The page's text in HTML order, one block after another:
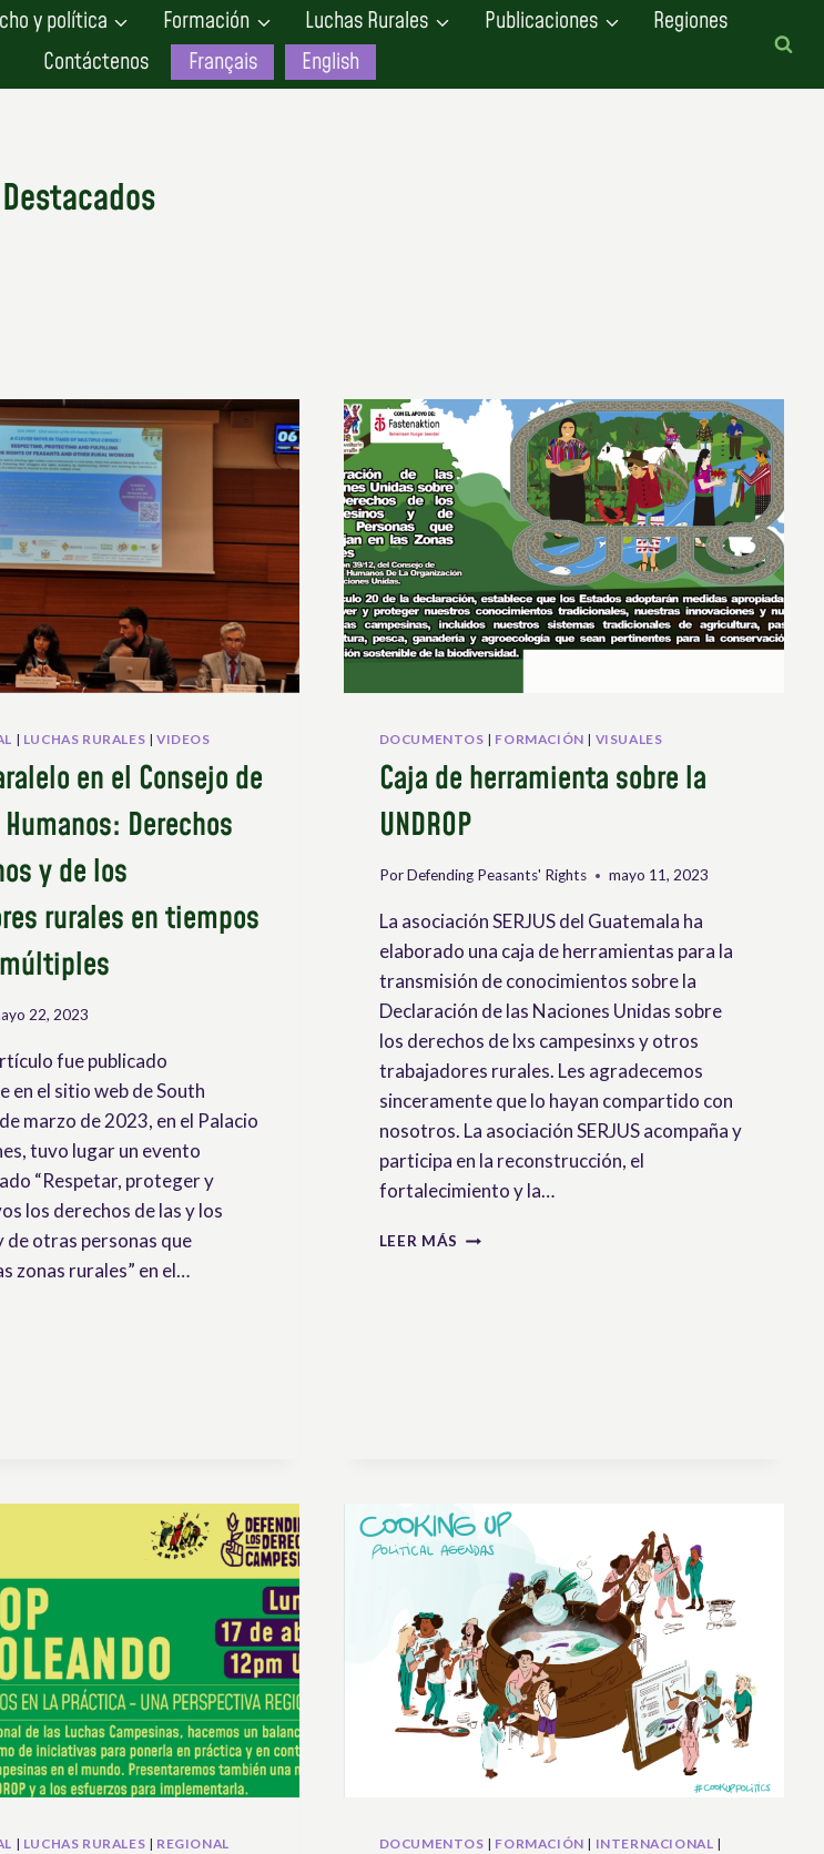
y política Formación Luchas Rurales Publicaciones
Regiones
Contáctenos
Français English
Destacados
| LUCHAS RURALES |VIDEOS
en el Consejo de
Derechos
y de los
rurales en tiempos
22, 2023
fue publicado
en el sitio web de South
marzo de 2023, en el Palacio
tuvo lugar un evento
“Respetar, proteger y
los derechos de las y los
de otras personas que
zonas rurales” en el…
DOCUMENTOS | FORMACIÓN | VISUALES
Caja de herramienta sobre la
UNDROP
Por Defending Peasants' Rights mayo 11, 2023
La asociación SERJUS del Guatemala ha
elaborado una caja de herramientas para la
transmisión de conocimientos sobre la
Declaración de las Naciones Unidas sobre
los derechos de lxs campesinxs y otros
trabajadores rurales. Les agradecemos
sinceramente que lo hayan compartido con
nosotros. La asociación SERJUS acompaña y
participa en la reconstrucción, el
fortalecimiento y la…
LEER MÁS CAJA
| LUCHAS RURALES | REGIONAL DOCUMENTOS | FORMACIÓN | INTERNACIONAL |